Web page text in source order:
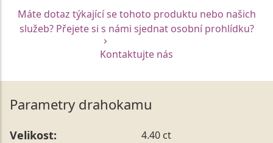
Máte dotaz týkající se tohoto produktu nebo našich
služeb? Přejete si s námi sjednat osobní prohlídku?
Kontaktujte nás
Parametry drahokamu
Velikost: 4.40 ct